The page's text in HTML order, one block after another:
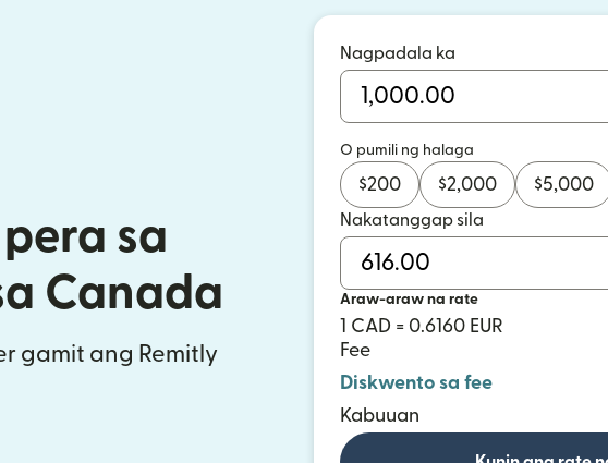
sa
Canada
gamit ang Remitly
Nagpadala ka
O pumili ng halaga
$200 $2,000 $5,000
Nakatanggap sila
Araw-araw na rate
1 CAD = 0.6160 EUR
Fee
Diskwento sa fee
Kabuuan